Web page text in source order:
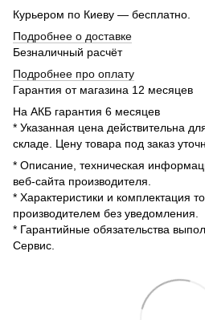
Курьером по Киеву — бесплатно.
Подробнее о доставке
Безналичный расчёт
Подробнее про оплату
Гарантия от магазина 12 месяцев
На АКБ гарантия 6 месяцев
* Указанная цена действительна
складе. Цену товара под заказ
* Описание, техническая
веб-сайта производителя.
* Характеристики и комплектация
производителем без уведомления.
* Гарантийные обязательства
Сервис.